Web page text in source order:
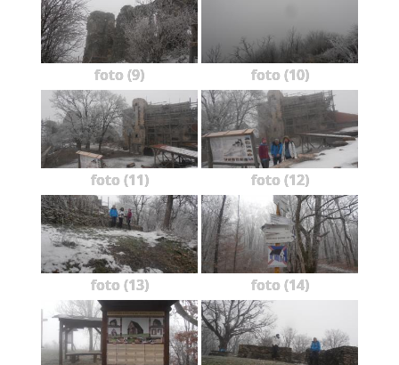
foto (9) foto (10)
foto (11) foto (12)
foto (13) foto (14)